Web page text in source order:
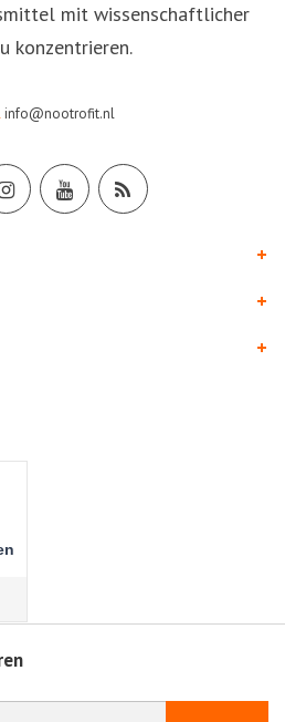
mit wissenschaftlicher
konzentrieren.
info@nootrofit.nl